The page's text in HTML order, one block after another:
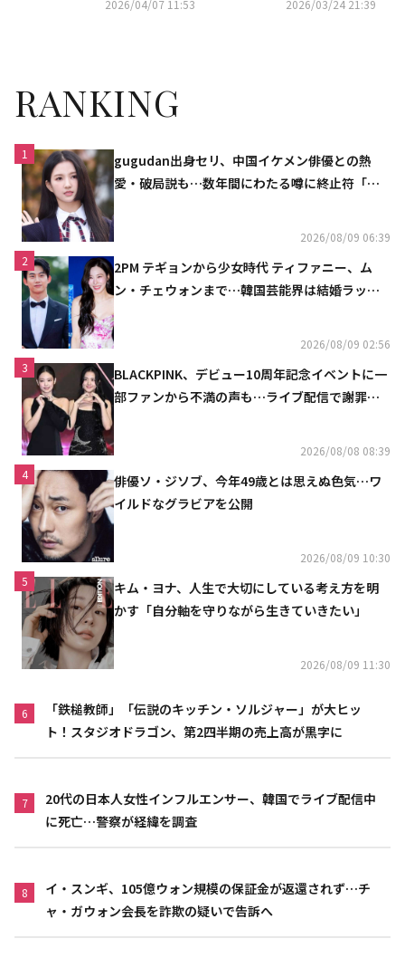
2026/04/07 11:53 2026/03/24 21:39
RANKING
1
gugudan出身セリ、中国イケメン俳優との熱
愛・破局説も…数年間にわたる噂に終止符「邪
2026/08/09 06:39
2
2PM テギョンから少女時代 ティファニー、ム
ン・チェウォンまで…韓国芸能界は結婚ラッシ
2026/08/09 02:56
3
BLACKPINK、デビュー10周年記念イベントに一
部ファンから不満の声も…ライブ配信で謝罪
2026/08/08 08:39
4
俳優ソ・ジソブ、今年49歳とは思えぬ色気…ワ
イルドなグラビアを公開
2026/08/09 10:30
5
キム・ヨナ、人生で大切にしている考え方を明
かす「自分軸を守りながら生きていきたい」
2026/08/09 11:30
6
「鉄槌教師」「伝説のキッチン・ソルジャー」が大ヒッ
ト！スタジオドラゴン、第2四半期の売上高が黒字に
7
20代の日本人女性インフルエンサー、韓国でライブ配信中
に死亡…警察が経緯を調査
8
イ・スンギ、105億ウォン規模の保証金が返還されず…チ
ャ・ガウォン会長を詐欺の疑いで告訴へ